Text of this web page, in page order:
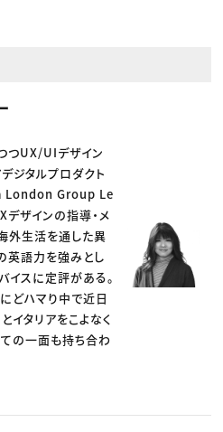
つUX/UIデザイン
ジタルプロダクト
London Group Le
ザインの指導・メ
外生活を通した異
英語力を強みとし
イスに定評がある。
どハマり中で近日
イタリアをこよなく
ての一面も持ち合わ